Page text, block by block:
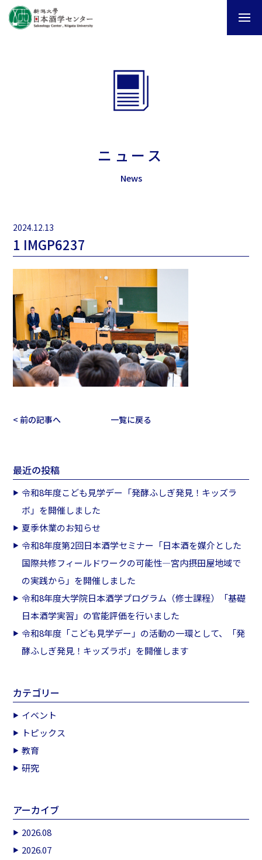
ニュース
News
2024.12.13
1 IMGP6237
< 前の記事へ 一覧に戻る
最近の投稿
令和8年度こども見学デー「発酵ふしぎ発見！キッズラ
ボ」を開催しました
夏季休業のお知らせ
令和8年度第2回日本酒学セミナー「日本酒を媒介とした
国際共修フィールドワークの可能性―宮内摂田屋地域で
の実践から」を開催しました
令和8年度大学院日本酒学プログラム（修士課程）「基礎
日本酒学実習」の官能評価を行いました
令和8年度「こども見学デー」の活動の一環として、「発
酵ふしぎ発見！キッズラボ」を開催します
カテゴリー
イベント
トピックス
教育
研究
アーカイブ
2026.08
2026.07